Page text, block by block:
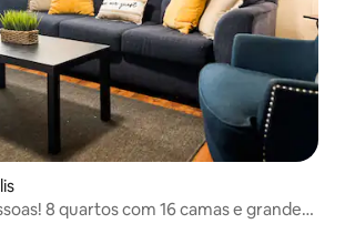
8 quartos com 16 camas e grande